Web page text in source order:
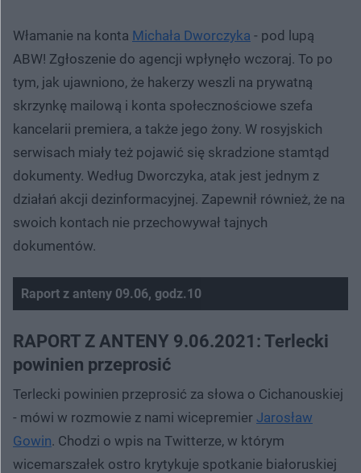
Włamanie na konta Michała Dworczyka - pod lupą
ABW! Zgłoszenie do agencji wpłynęło wczoraj. To po
tym, jak ujawniono, że hakerzy weszli na prywatną
skrzynkę mailową i konta społecznościowe szefa
kancelarii premiera, a także jego żony. W rosyjskich
serwisach miały też pojawić się skradzione stamtąd
dokumenty. Według Dworczyka, atak jest jednym z
działań akcji dezinformacyjnej. Zapewnił również, że na
swoich kontach nie przechowywał tajnych
dokumentów.
Raport z anteny 09.06, godz.10
Spróbuj ponownie
RAPORT Z ANTENY 9.06.2021: Terlecki
powinien przeprosić
Terlecki powinien przeprosić za słowa o Cichanouskiej
- mówi w rozmowie z nami wicepremier Jarosław
Gowin. Chodzi o wpis na Twitterze, w którym
wicemarszałek ostro krytykuje spotkanie białoruskiej